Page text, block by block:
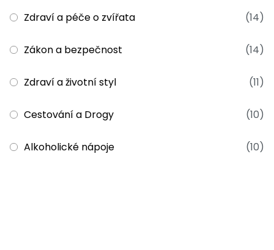
Zdraví a péče o zvířata (14)
Zákon a bezpečnost (14)
Zdraví a životní styl (11)
Cestování a Drogy (10)
Alkoholické nápoje (10)